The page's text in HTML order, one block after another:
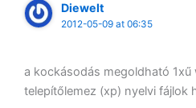
Diewelt
2012-05-09 at 06:35
a kockásodás megoldható
telepítőlemez (xp) nyelvi fájlok